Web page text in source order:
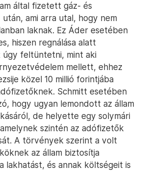
által fizetett gáz- és
után, ami arra utal, hogy nem
laknak. Ez Áder esetében
hiszen regnálása alatt
feltüntetni, mint aki
mellett, ehhez
közel 10 millió forintjába
Schmitt esetében
hogy ugyan lemondott az állam
de helyette egy solymári
szintén az adófizetők
A törvények szerint a volt
az állam biztosítja
lakhatást, és annak költségeit is